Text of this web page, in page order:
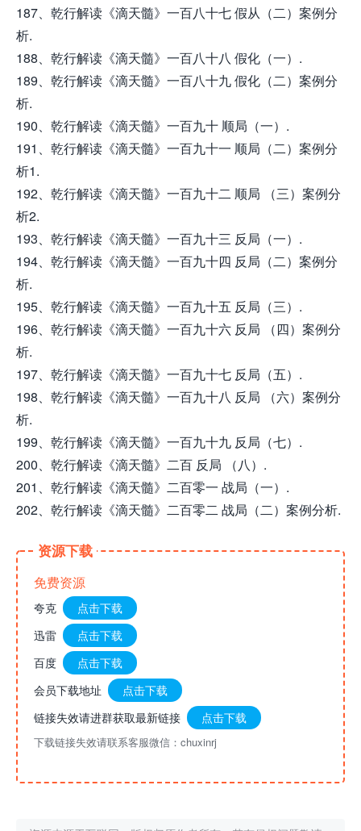
187、乾行解读《滴天髓》一百八十七 假从（二）案例分
析.
188、乾行解读《滴天髓》一百八十八 假化（一）.
189、乾行解读《滴天髓》一百八十九 假化（二）案例分
析.
190、乾行解读《滴天髓》一百九十 顺局（一）.
191、乾行解读《滴天髓》一百九十一 顺局（二）案例分
析1.
192、乾行解读《滴天髓》一百九十二 顺局 （三）案例分
析2.
193、乾行解读《滴天髓》一百九十三 反局（一）.
194、乾行解读《滴天髓》一百九十四 反局（二）案例分
析.
195、乾行解读《滴天髓》一百九十五 反局（三）.
196、乾行解读《滴天髓》一百九十六 反局 （四）案例分
析.
197、乾行解读《滴天髓》一百九十七 反局（五）.
198、乾行解读《滴天髓》一百九十八 反局 （六）案例分
析.
199、乾行解读《滴天髓》一百九十九 反局（七）.
200、乾行解读《滴天髓》二百 反局 （八）.
201、乾行解读《滴天髓》二百零一 战局（一）.
202、乾行解读《滴天髓》二百零二 战局（二）案例分析.
资源下载
免费资源
夸克
点击下载
迅雷
点击下载
百度
点击下载
会员下载地址
点击下载
链接失效请进群获取最新链接
点击下载
下载链接失效请联系客服微信：chuxinrj